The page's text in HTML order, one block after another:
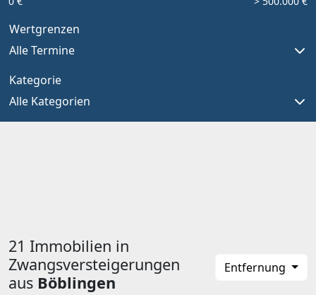
Wertgrenzen
Alle Termine
Kategorie
Alle Kategorien
21 Immobilien in
Zwangsversteigerungen
aus Böblingen
Entfernung